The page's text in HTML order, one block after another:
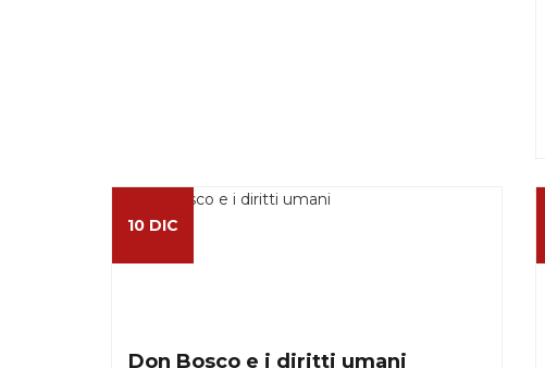
10 DIC
Don Bosco e i diritti umani